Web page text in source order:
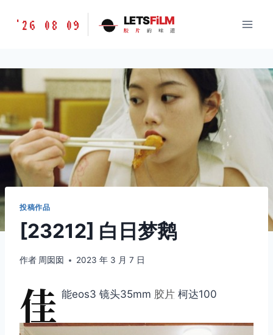
胶
味
LETSFILM
'26 08 09 LETSFiLM
胶 片 的 味 道
投稿作品
[23212] 白日梦鹅
作者 周囡囡 2023 年 3 月 7 日
佳 能eos3 镜头35mm 胶片 柯达100